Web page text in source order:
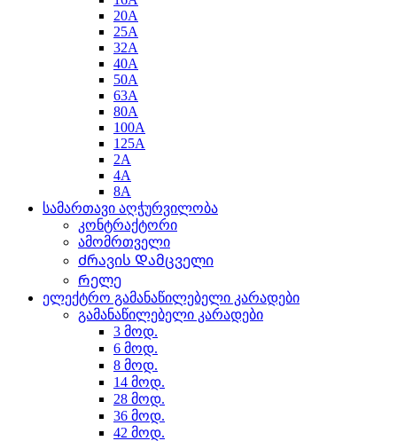
20A
25A
32A
40A
50A
63A
80A
100A
125A
2A
4A
8A
სამართავი აღჭურვილობა
კონტრაქტორი
ამომრთველი
Ძრავის Დამცველი
Რელე
ელექტრო გამანაწილებელი კარადები
გამანაწილებელი კარადები
3 მოდ.
6 მოდ.
8 მოდ.
14 მოდ.
28 მოდ.
36 მოდ.
42 მოდ.